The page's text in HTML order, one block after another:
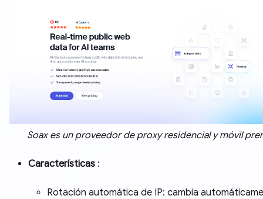
Soax es un proveedor de proxy residencial y móvil
Características :
Rotación automática de IP: cambia